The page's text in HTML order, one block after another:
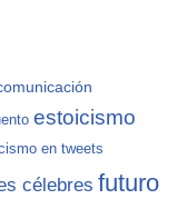
estoicismo
en tweets
célebres futuro